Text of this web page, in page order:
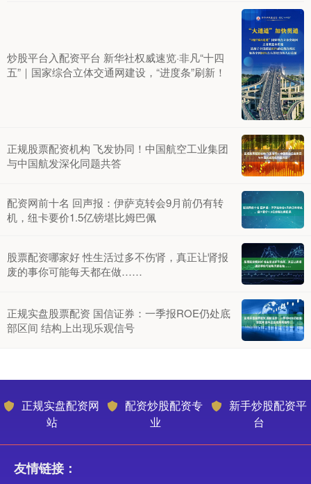
炒股平台入配资平台 新华社权威速览·非凡“十四
五”｜国家综合立体交通网建设，“进度条”刷新！
正规股票配资机构 飞发协同！中国航空工业集团
与中国航发深化同题共答
配资网前十名 回声报：伊萨克转会9月前仍有转
机，纽卡要价1.5亿镑堪比姆巴佩
股票配资哪家好 性生活过多不伤肾，真正让肾报
废的事你可能每天都在做……
正规实盘股票配资 国信证券：一季报ROE仍处底
部区间 结构上出现乐观信号
正规实盘配资网
站
配资炒股配资专
业
新手炒股配资平
台
友情链接：